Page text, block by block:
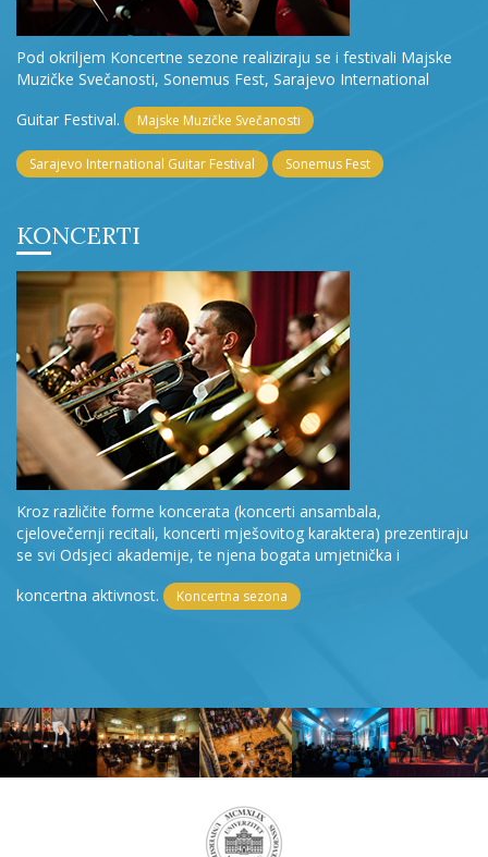
Pod okriljem Koncertne sezone realiziraju se i festivali Majske
Muzičke Svečanosti, Sonemus Fest, Sarajevo International
Guitar Festival.
Majske Muzičke Svečanosti
Sarajevo International Guitar Festival Sonemus Fest
KONCERTI
Kroz različite forme koncerata (koncerti ansambala,
cjelovečernji recitali, koncerti mješovitog karaktera) prezentiraju
se svi Odsjeci akademije, te njena bogata umjetnička i
koncertna aktivnost.
Koncertna sezona